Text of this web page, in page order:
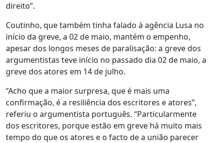
direito”.
Coutinho, que também tinha falado à agência Lusa no
início da greve, a 02 de maio, mantém o empenho,
apesar dos longos meses de paralisação: a greve dos
argumentistas teve início no passado dia 02 de maio, a
greve dos atores em 14 de julho.
“Acho que a maior surpresa, que é mais uma
confirmação, é a resiliência dos escritores e atores”,
referiu o argumentista português. “Particularmente
dos escritores, porque estão em greve há muito mais
tempo do que os atores e o facto de a união parecer